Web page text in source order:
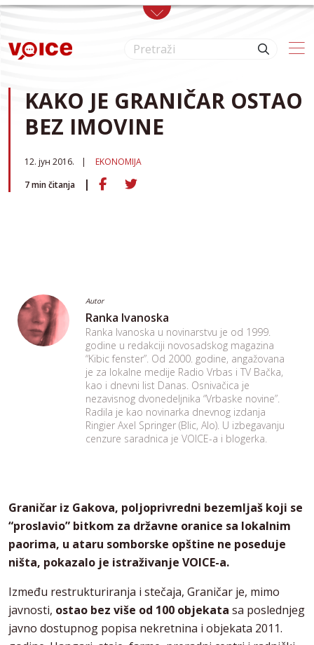
Skip to main content
KAKO JE GRANIČAR OSTAO
BEZ IMOVINE
12. јун 2016.
EKONOMIJA
7min čitanja
Autor
Ranka Ivanoska
Ranka Ivanoska u novinarstvu je od 1999.
godine u redakciji novosadskog magazina
“Kibic fenster”. Od 2000. godine, angažovana
je za lokalne medije Radio Vrbas i TV Bačka,
kao i dnevni list Danas. Osnivačica je
nezavisnog dvonedeljnika “Vrbaske novine”.
Radila je kao novinarka dnevnog izdanja
Ringier Axel Springer (Blic, Alo). U izbegavanju
cenzure saradnica je VOICE-a i blogerka.
Graničar iz Gakova, poljoprivredni bezemljaš koji se
“proslavio” bitkom za državne oranice sa lokalnim
paorima, u ataru somborske opštine ne poseduje
ništa, pokazalo je istraživanje VOICE-a.
Između restrukturiranja i stečaja, Graničar je, mimo
javnosti, ostao bez više od 100 objekata sa poslednjeg
javno dostupnog popisa nekretnina i objekata 2011.